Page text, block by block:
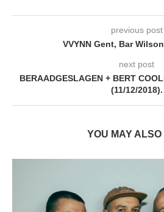
previous post
VVYNN Gent, Bar
next post
BERAADGESLAGEN + BERT
(11/12/2018).
YOU MAY ALSO